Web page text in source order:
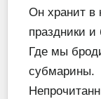
Он хранит в
праздники и
Где мы
субмарины.